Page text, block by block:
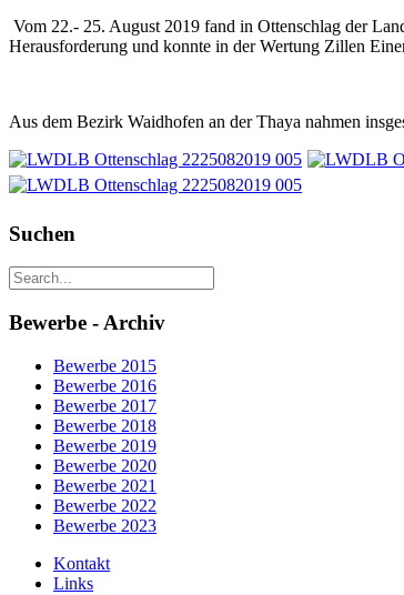
Vom 22.- 25. August 2019 fand in Ottenschlag der
Herausforderung und konnte in der Wertung Zillen
Aus dem Bezirk Waidhofen an der Thaya nahmen
Suchen
Bewerbe - Archiv
Bewerbe 2015
Bewerbe 2016
Bewerbe 2017
Bewerbe 2018
Bewerbe 2019
Bewerbe 2020
Bewerbe 2021
Bewerbe 2022
Bewerbe 2023
Kontakt
Links